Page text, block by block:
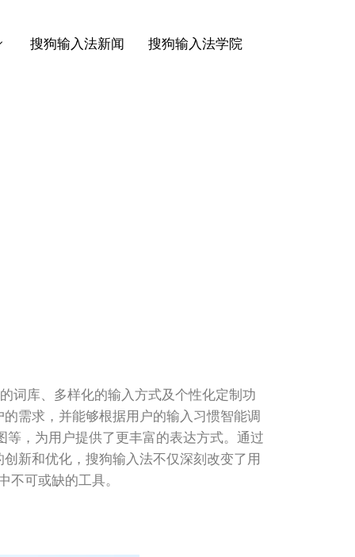
搜狗输入法新闻 搜狗输入法学院
词库、多样化的输入方式及个性化定制功
需求，并能够根据用户的输入习惯智能调
，为用户提供了更丰富的表达方式。通过
新和优化，搜狗输入法不仅深刻改变了用
不可或缺的工具。